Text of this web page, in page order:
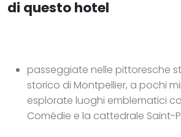
di questo hotel
passeggiate nelle pittoresche
storico di Montpellier, a pochi
esplorate luoghi emblematici
Comédie e la cattedrale Saint-